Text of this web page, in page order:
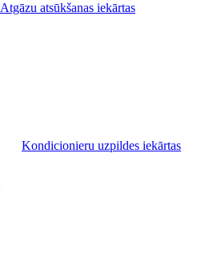
Atgāzu atsūkšanas iekārtas
Kondicionieru uzpildes iekārtas